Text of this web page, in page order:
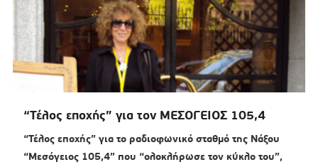
“Τέλος εποχής” για τον ΜΕΣΟΓΕΙΟΣ 105,4
“Τέλος εποχής” για το ραδιοφωνικό σταθμό της Νάξου
“Μεσόγειος 105,4” που “ολοκλήρωσε τον κύκλο του”,